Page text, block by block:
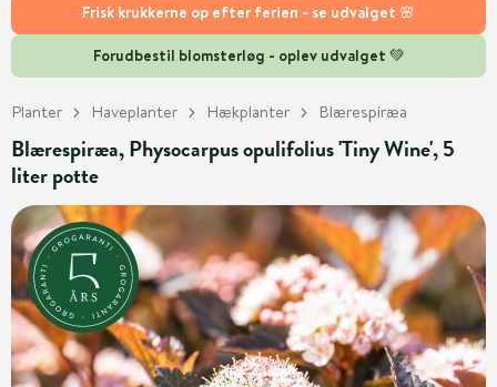
Frisk krukkerne op efter ferien - se udvalget 🌸
Forudbestil blomsterløg - oplev udvalget 💚
Planter Haveplanter Hækplanter Blærespiræa
Blærespiræa, Physocarpus opulifolius 'Tiny Wine', 5
liter potte